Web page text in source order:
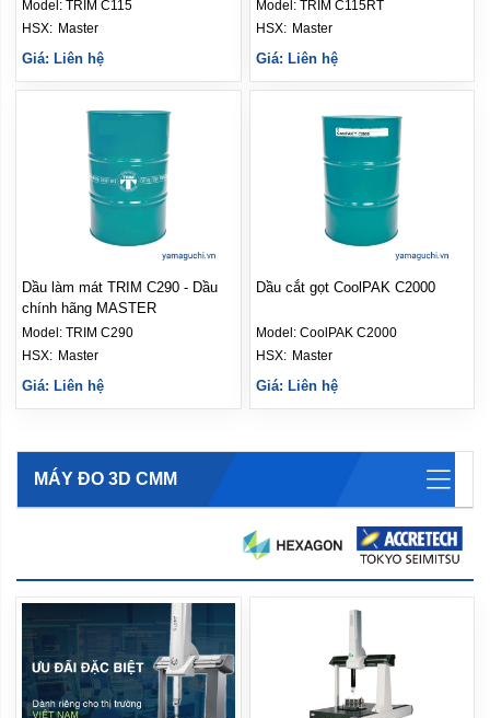
Model: TRIM C115
Master
Giá: Liên hệ
Model: TRIM C115RT
HSX: Master
Giá: Liên hệ
Dầu làm mát TRIM C290 - Dầu
chính hãng MASTER
Model: TRIM C290
Master
Giá: Liên hệ
Dầu cắt gọt CoolPAK C2000
Model: CoolPAK C2000
HSX: Master
Giá: Liên hệ
MÁY ĐO 3D CMM